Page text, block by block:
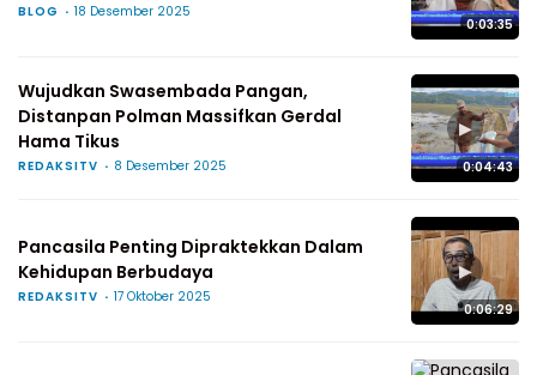
BLOG 18 Desember 2025
0:03:35
Wujudkan Swasembada Pangan,
Distanpan Polman Massifkan Gerdal
Hama Tikus
REDAKSITV 8 Desember 2025
▶
0:04:43
Pancasila Penting Dipraktekkan Dalam
Kehidupan Berbudaya
REDAKSITV 17 Oktober 2025
▶
0:06:29